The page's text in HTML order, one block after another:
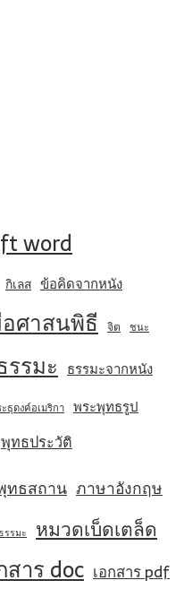
word
กิเลส ข้อคิดจากหนัง
ศาสนพิธี จิต ชนะ
รรมะ ธรรมะจากหนัง
ธุดงค์อเมริกา พระพุทธรูป
พุทธประวัติ
ทธสถาน ภาษาอังกฤษ
รรมะ หมวดเบ็ดเตล็ด
สาร doc เอกสาร pdf